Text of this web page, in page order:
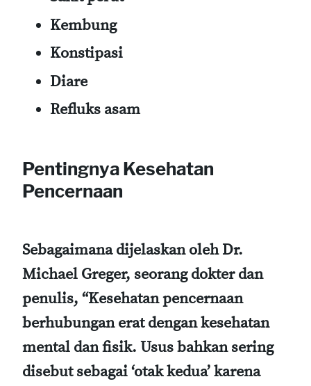
Kembung
Konstipasi
Diare
Refluks asam
Pentingnya Kesehatan
Pencernaan
Sebagaimana dijelaskan oleh Dr.
Michael Greger, seorang dokter dan
penulis, “Kesehatan pencernaan
berhubungan erat dengan kesehatan
mental dan fisik. Usus bahkan sering
disebut sebagai ‘otak kedua’ karena